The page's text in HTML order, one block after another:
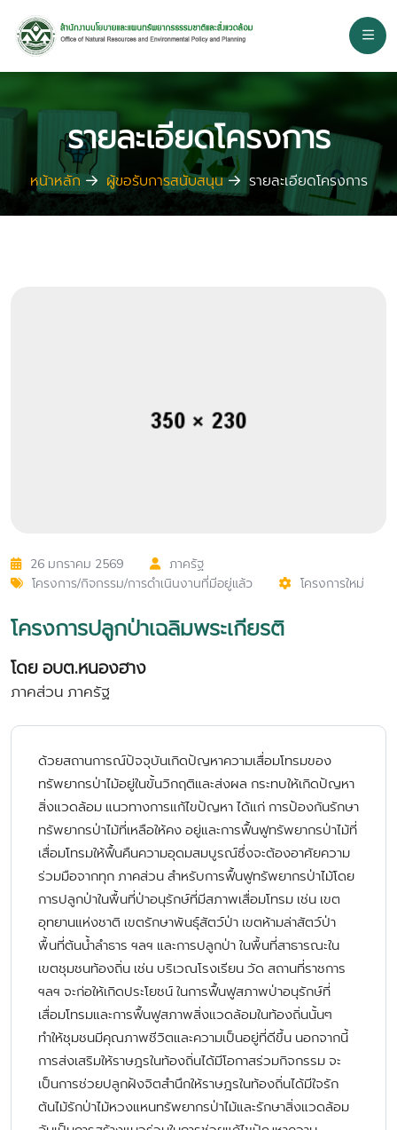
รายละเอียดโครงการ
หน้าหลัก ผู้ขอรับการสนับสนุน รายละเอียดโครงการ
26 มกราคม 2569
ภาครัฐ
โครงการ/กิจกรรม/การดำเนินงานที่มีอยู่แล้ว
โครงการใหม่
โครงการปลูกป่าเฉลิมพระเกียรติ
โดย อบต.หนองฮาง
ภาคส่วน ภาครัฐ
ด้วยสถานการณ์ปัจจุบันเกิดปัญหาความเสื่อมโทรมของ
ทรัพยากรป่าไม้อยู่ในขั้นวิกฤติและส่งผล กระทบให้เกิดปัญหา
สิ่งแวดล้อม แนวทางการแก้ไขปัญหา ได้แก่ การป้องกันรักษา
ทรัพยากรป่าไม้ที่เหลือให้คง อยู่และการฟื้นฟูทรัพยากรป่าไม้ที่
เสื่อมโทรมให้ฟื้นคืนความอุดมสมบูรณ์ซึ่งจะต้องอาศัยความ
ร่วมมือจากทุก ภาคส่วน สำหรับการฟื้นฟูทรัพยากรป่าไม้โดย
การปลูกป่าในพื้นที่ป่าอนุรักษ์ที่มีสภาพเสื่อมโทรม เช่น เขต
อุทยานแห่งชาติ เขตรักษาพันธุ์สัตว์ป่า เขตห้ามล่าสัตว์ป่า
พื้นที่ต้นน้ำลำธาร ฯลฯ และการปลูกป่า ในพื้นที่สาธารณะใน
เขตชุมชนท้องถิ่น เช่น บริเวณโรงเรียน วัด สถานที่ราชการ
ฯลฯ จะก่อให้เกิดประโยชน์ ในการฟื้นฟูสภาพป่าอนุรักษ์ที่
เสื่อมโทรมและการฟื้นฟูสภาพสิ่งแวดล้อมในท้องถิ่นนั้นๆ
ทำให้ชุมชนมีคุณภาพชีวิตและความเป็นอยู่ที่ดีขึ้น นอกจากนี้
การส่งเสริมให้ราษฎรในท้องถิ่นได้มีโอกาสร่วมกิจกรรม จะ
เป็นการช่วยปลูกฝังจิตสำนึกให้ราษฎรในท้องถิ่นได้มีใจรัก
ต้นไม้รักป่าไม้หวงแหนทรัพยากรป่าไม้และรักษาสิ่งแวดล้อม